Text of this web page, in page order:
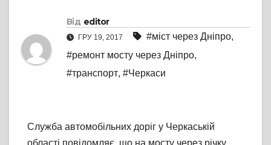
Від editor
ГРУ 19, 2017 #міст через Дніпро,
#ремонт мосту через Дніпро,
#транспорт, #Черкаси
Служба автомобільних доріг у Черкаській